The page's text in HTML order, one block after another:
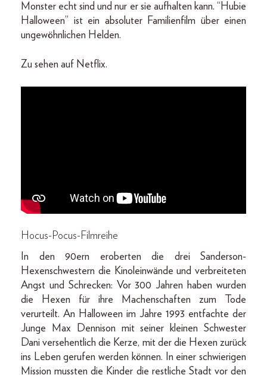
Monster echt sind und nur er sie aufhalten kann. “Hubie
Halloween” ist ein absoluter Familienfilm über einen
ungewöhnlichen Helden.
Zu sehen auf Netflix.
Hocus-Pocus-Filmreihe
In den 90ern eroberten die drei Sanderson-
Hexenschwestern die Kinoleinwände und verbreiteten
Angst und Schrecken: Vor 300 Jahren haben wurden
die Hexen für ihre Machenschaften zum Tode
verurteilt. An Halloween im Jahre 1993 entfachte der
Junge Max Dennison mit seiner kleinen Schwester
Dani versehentlich die Kerze, mit der die Hexen zurück
ins Leben gerufen werden können. In einer schwierigen
Mission mussten die Kinder die restliche Stadt vor den